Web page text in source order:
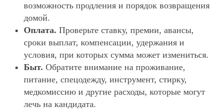
возможность продления и порядок возвращения
домой.
Оплата. Проверьте ставку, премии, авансы,
сроки выплат, компенсации, удержания и
условия, при которых сумма может измениться.
Быт. Обратите внимание на проживание,
питание, спецодежду, инструмент, стирку,
медкомиссию и другие расходы, которые могут
лечь на кандидата.